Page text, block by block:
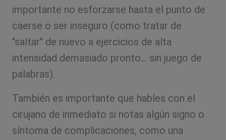
importante no esforzarse hasta el punto de
caerse o ser inseguro (como tratar de
"saltar" de nuevo a ejercicios de alta
intensidad demasiado pronto... sin juego de
palabras).
También es importante que hables con el
cirujano de inmediato si notas algún signo o
síntoma de complicaciones, como una